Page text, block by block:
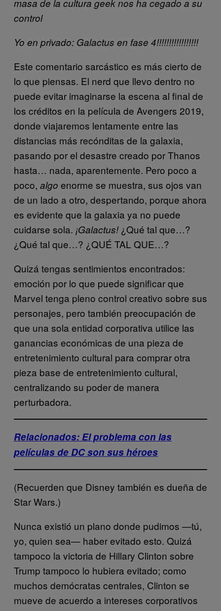
masa de la cultura geek nos ha cegado a su
control
Yo en privado: Galactus en fase 4!!!!!!!!!!!!!!!!!
Este comentario sarcástico es más cierto de
lo que piensas. El nerd que llevo dentro no
puede evitar imaginarse la escena al final de
los créditos en la película de Avengers 2019,
donde viajaremos lentamente entre las
distancias más recónditas de la galaxia,
pasando por el desastre creado por Thanos
hasta… nada, aparentemente. Pero poco a
poco, algo enorme se muestra, sus ojos van
de un lado a otro, despertando, porque ahora
es evidente que la galaxia ya no puede
cuidarse sola. ¡Galactus!¿Qué tal que…?
¿Qué tal que…? ¿QUÉ TAL QUE…?
Quizá tengas sentimientos encontrados:
emoción por lo que puede significar que
Marvel tenga pleno control creativo sobre sus
personajes, pero también preocupación de
que una sola entidad corporativa utilice las
ganancias económicas de una pieza de
entretenimiento cultural para comprar otra
pieza base de entretenimiento cultural,
centralizando su poder de manera
perturbadora.
Relacionados: El problema con las
películas de DC son sus héroes
(Recuerden que Disney también es dueña de
Star Wars.)
Nunca existió un plano donde pudimos —tú,
yo, quien sea— haber evitado esto. Quizá
tampoco la victoria de Hillary Clinton sobre
Trump tampoco lo hubiera evitado; como
muchos demócratas centrales, Clinton se
mueve de acuerdo a intereses corporativos